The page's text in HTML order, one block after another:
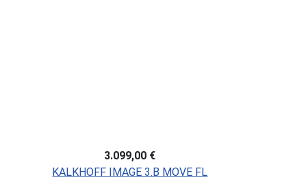
3.099,00 €
KALKHOFF IMAGE 3.B MOVE FL